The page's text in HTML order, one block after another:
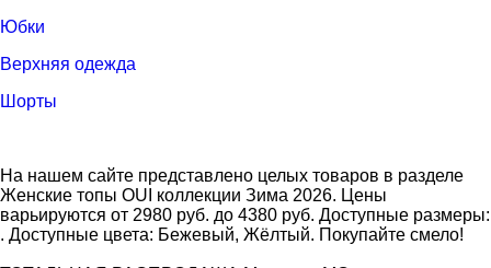
Юбки
Верхняя одежда
Шорты
На нашем сайте представлено целых товаров в разделе
Женские топы OUI коллекции Зима 2026. Цены
варьируются от 2980 руб. до 4380 руб. Доступные размеры:
. Доступные цвета: Бежевый, Жёлтый. Покупайте смело!